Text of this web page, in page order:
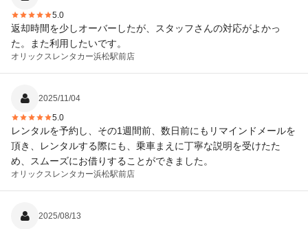
5.0
返却時間を少しオーバーしたが、スタッフさんの対応がよかっ
た。また利用したいです。
オリックスレンタカー浜松駅前店
2025/11/04
5.0
レンタルを予約し、その1週間前、数日前にもリマインドメールを
頂き、レンタルする際にも、乗車まえに丁寧な説明を受けたた
め、スムーズにお借りすることができました。
オリックスレンタカー浜松駅前店
2025/08/13